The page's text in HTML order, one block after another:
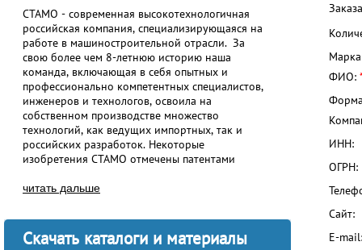
СТАМО - современная высокотехнологичная
российская компания, специализирующаяся на
работе в машиностроительной отрасли. За
свою более чем 8-летнюю историю наша
команда, включающая в себя опытных и
профессионально компетентных специалистов,
инженеров и технологов, освоила на
собственном производстве множество
технологий, как ведущих импортных, так и
российских разработок. Некоторые
изобретения СТАМО отмечены патентами
читать дальше
Скачать каталоги и материалы
ФИО:
ИНН:
ОГРН:
Сайт:
E-